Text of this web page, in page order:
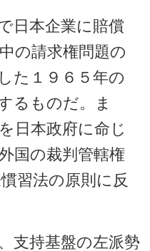
日本企業に賠償
の請求権問題の
た１９６５年の
るものだ。ま
日本政府に命じ
国の裁判管轄権
習法の原則に反
支持基盤の左派勢